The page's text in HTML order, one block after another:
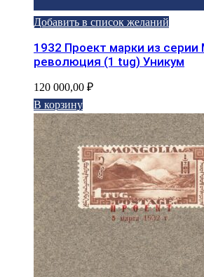
Добавить в список желаний
1932 Проект марки из серии
революция (1 tug) Уникум
120 000,00 ₽
В корзину